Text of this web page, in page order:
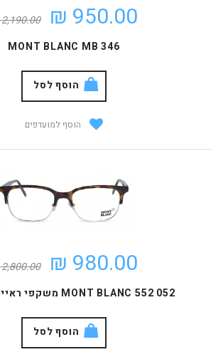
950.00 ₪
2,190.00 ₪
MONT BLANC MB 346
הוסף לסל
הוסף למועדפים
980.00 ₪
2,800.00 ₪
MONT BLANC 552 052 משקפי ראייה מונבלאן
הוסף לסל